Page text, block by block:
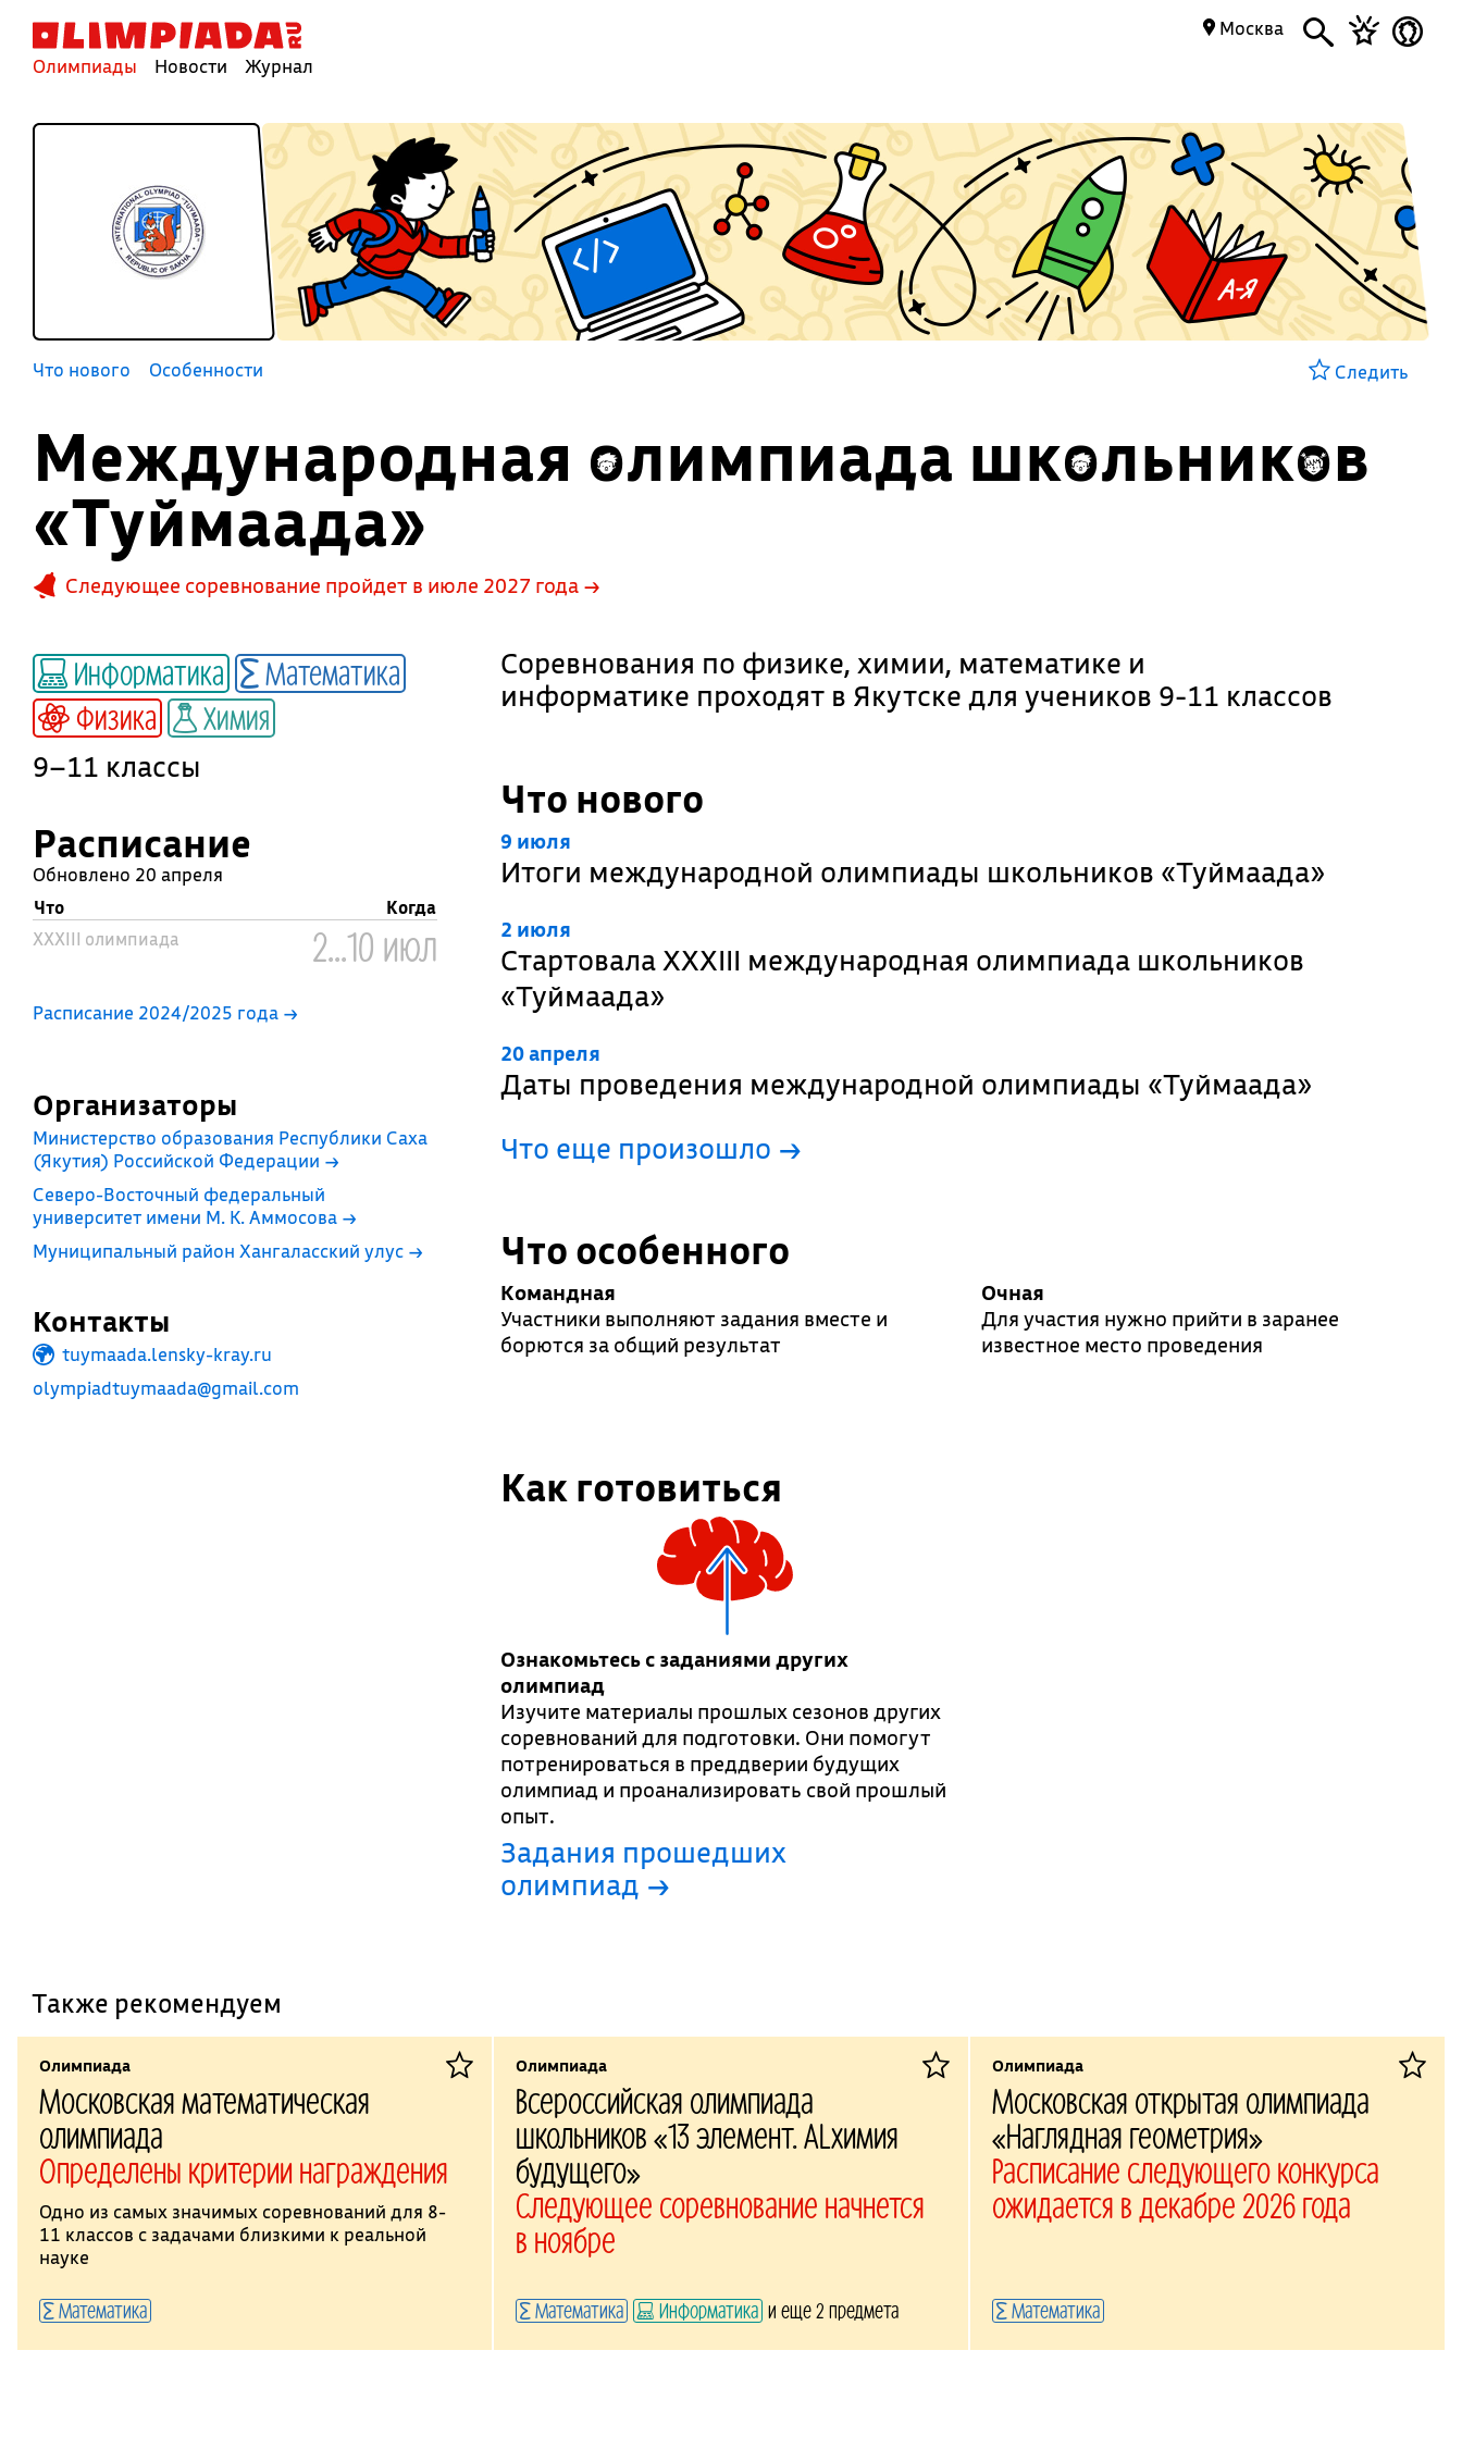
Олимпиады Новости Журнал
Москва
Что нового Особенности Следить
Международная олимпиада школьников
«Туймаада»
Следующее соревнование пройдет в июле 2027 года →
Информатика
Математика
Физика
Химия
9–11 классы
Расписание
Обновлено 20 апреля
Что
Когда
XXXIII олимпиада
2...10 июл
Расписание 2024/2025 года →
Организаторы
Министерство образования Республики Саха
(Якутия) Российской Федерации →
Северо-Восточный федеральный
университет имени М. К. Аммосова →
Муниципальный район Хангаласский улус →
Контакты
tuymaada.lensky-kray.ru
olympiadtuymaada@gmail.com
Соревнования по физике, химии, математике и
информатике проходят в Якутске для учеников 9-11 классов
Что нового
9 июля
Итоги международной олимпиады школьников «Туймаада»
2 июля
Стартовала XXXIII международная олимпиада школьников
«Туймаада»
20 апреля
Даты проведения международной олимпиады «Туймаада»
Что еще произошло →
Что особенного
Командная
Участники выполняют задания вместе и
борются за общий результат
Очная
Для участия нужно прийти в заранее
известное место проведения
Как готовиться
Ознакомьтесь с заданиями других
олимпиад
Изучите материалы прошлых сезонов других
соревнований для подготовки. Они помогут
потренироваться в преддверии будущих
олимпиад и проанализировать свой прошлый
опыт.
Задания прошедших
олимпиад →
Также рекомендуем
Олимпиада
Московская математическая
олимпиада
Определены критерии награждения
Одно из самых значимых соревнований для 8-
11 классов с задачами близкими к реальной
науке
Математика
Олимпиада
Всероссийская олимпиада
школьников «13 элемент. ALхимия
будущего»
Следующее соревнование начнется
в ноябре
Математика Информатика и еще 2 предмета
Олимпиада
Московская открытая олимпиада
«Наглядная геометрия»
Расписание следующего конкурса
ожидается в декабре 2026 года
Математика